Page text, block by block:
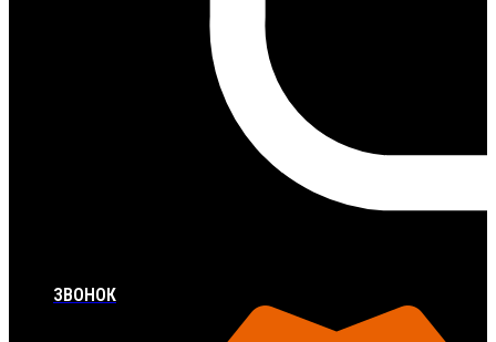
ЗВОНОК